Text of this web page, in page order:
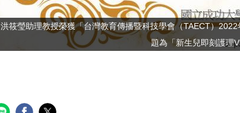
洪筱瑩助理教授榮獲「台灣教育傳播暨科技學會（TAECT）
題為「新生兒即刻護理